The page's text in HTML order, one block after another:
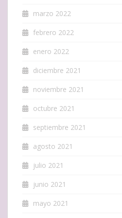
marzo 2022
febrero 2022
enero 2022
diciembre 2021
noviembre 2021
octubre 2021
septiembre 2021
agosto 2021
julio 2021
junio 2021
mayo 2021